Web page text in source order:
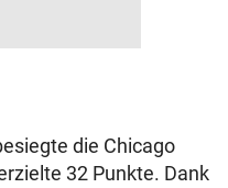
die Chicago
32 Punkte. Dank